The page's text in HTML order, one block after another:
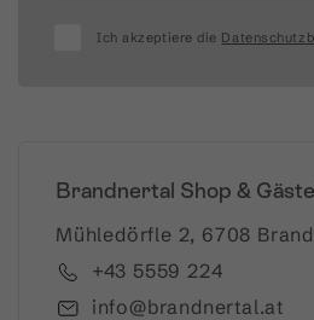
Ich akzeptiere die
Brandnertal Shop &
Mühledörfle 2, 6708 Brand
+43 5559 224
info@brandnertal.at